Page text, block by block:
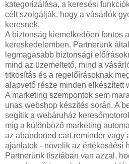
kategorizálása, a keresési
célt szolgálják, hogy a vásárlók
keresnek.
A biztonság kiemelkedően fontos
kereskedelemben. Partnerünk
legmagasabb biztonsági
mind az üzemeltető, mind a
titkosítás és a regelőírásoknak
alapvető része minden elkészített
A marketing szempontok sem
unas webshop készítés során. A
segítik a webáruház
míg a különböző marketing
az abandoned cart reminder vagy
ajánlatok - növelik az értékesítési
Partnerünk tisztában van azzal,